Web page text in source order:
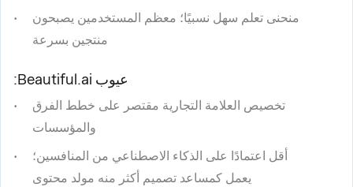
منحنى تعلم سهل نسبيًا؛ معظم المستخدمين يصبحون
منتجين بسرعة
عيوب Beautiful.ai:
تخصيص العلامة التجارية مقتصر على خطط الفرق
والمؤسسات
أقل اعتمادًا على الذكاء الاصطناعي من المنافسين؛
يعمل كمساعد تصميم أكثر منه مولد محتوى